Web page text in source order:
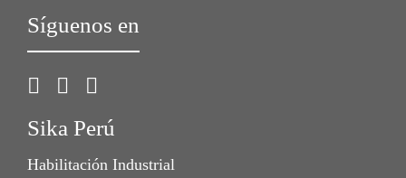
Síguenos en
Sika Perú
Habilitación Industrial